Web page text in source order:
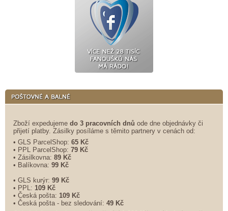
Zboží expedujeme do 3 pracovních dnů ode dne objednávky či
přijetí platby. Zásilky posíláme s těmito partnery v cenách od:
• GLS ParcelShop: 65 Kč
• PPL ParcelShop: 79 Kč
• Zásilkovna: 89 Kč
• Balíkovna: 99 Kč
• GLS kurýr: 99 Kč
• PPL: 109 Kč
• Česká pošta: 109 Kč
• Česká pošta - bez sledování: 49 Kč